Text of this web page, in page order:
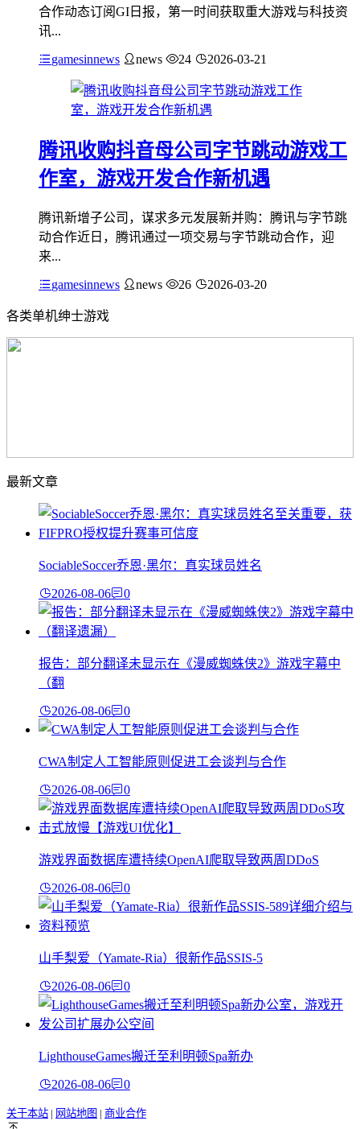
合作动态订阅GI日报，第一时间获取重大游戏与科技资
讯...
gamesinnews news 24 2026-03-21
腾讯收购抖音母公司字节跳动游戏工
作室，游戏开发合作新机遇
腾讯新增子公司，谋求多元发展新并购：腾讯与字节跳
动合作近日，腾讯通过一项交易与字节跳动合作，迎
来...
gamesinnews news 26 2026-03-20
各类单机绅士游戏
最新文章
SociableSoccer乔恩·黑尔：真实球员姓名
2026-08-06 0
报告：部分翻译未显示在《漫威蜘蛛侠2》游戏字幕中
（翻
2026-08-06 0
CWA制定人工智能原则促进工会谈判与合作
2026-08-06 0
游戏界面数据库遭持续OpenAI爬取导致两周DDoS
2026-08-06 0
山手梨爱（Yamate-Ria）很新作品SSIS-5
2026-08-06 0
LighthouseGames搬迁至利明顿Spa新办
2026-08-06 0
关于本站 | 网站地图 | 商业合作